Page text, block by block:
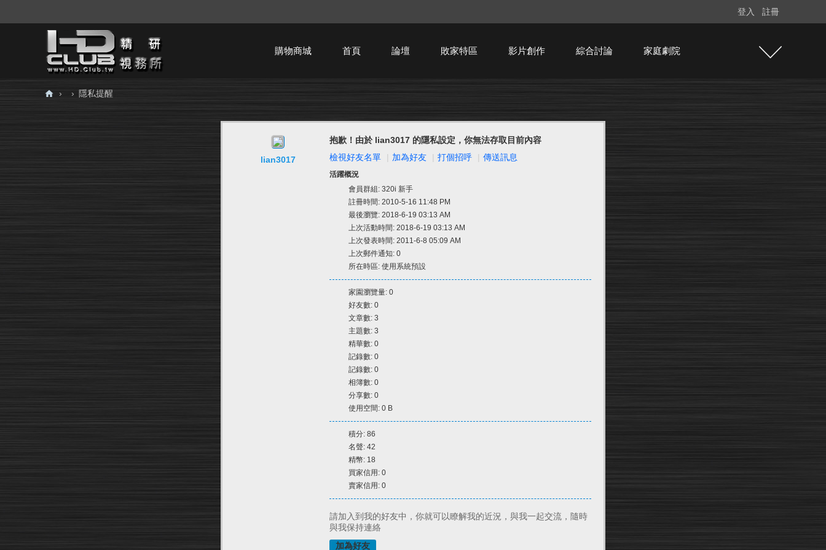
登入 註冊
購物商城 首頁 論壇 敗家特區 影片創作 綜合討論 家庭劇院
› › 隱私提醒
lian3017
抱歉！由於 lian3017 的隱私設定，你無法存取目前內容
檢視好友名單
| 加為好友 | 打個招呼 | 傳送訊息
活躍概況
會員群組: 320i 新手
註冊時間: 2010-5-16 11:48 PM
最後瀏覽: 2018-6-19 03:13 AM
上次活動時間: 2018-6-19 03:13 AM
上次發表時間: 2011-6-8 05:09 AM
上次郵件通知: 0
所在時區: 使用系統預設
家園瀏覽量: 0
好友數: 0
文章數: 3
主題數: 3
精華數: 0
記錄數: 0
記錄數: 0
相簿數: 0
分享數: 0
使用空間: 0 B
積分: 86
名聲: 42
精幣: 18
買家信用: 0
賣家信用: 0
請加入到我的好友中，你就可以瞭解我的近況，與我一起交流，隨時
與我保持連絡
加為好友